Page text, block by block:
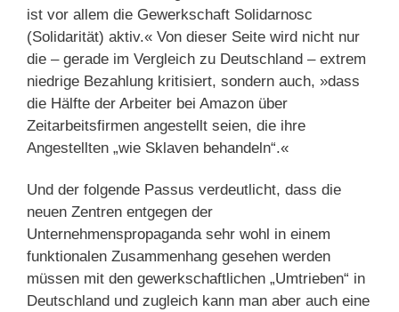
ist vor allem die Gewerkschaft Solidarnosc
(Solidarität) aktiv.« Von dieser Seite wird nicht nur
die – gerade im Vergleich zu Deutschland – extrem
niedrige Bezahlung kritisiert, sondern auch, »dass
die Hälfte der Arbeiter bei Amazon über
Zeitarbeitsfirmen angestellt seien, die ihre
Angestellten „wie Sklaven behandeln“.«
Und der folgende Passus verdeutlicht, dass die
neuen Zentren entgegen der
Unternehmenspropaganda sehr wohl in einem
funktionalen Zusammenhang gesehen werden
müssen mit den gewerkschaftlichen „Umtrieben“ in
Deutschland und zugleich kann man aber auch eine